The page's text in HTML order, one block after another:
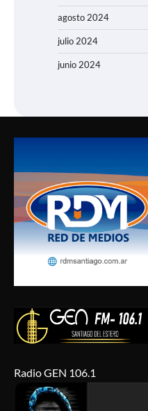
agosto 2024
julio 2024
junio 2024
Radio GEN 106.1